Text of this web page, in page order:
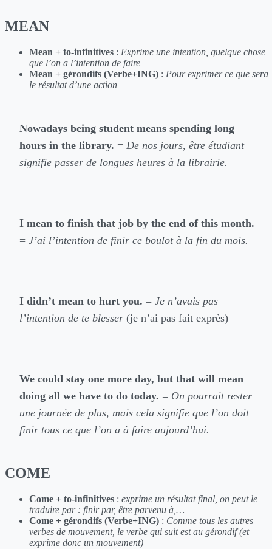
MEAN
Mean + to-infinitives : Exprime une intention, quelque chose
que l’on a l’intention de faire
Mean + gérondifs (Verbe+ING) : Pour exprimer ce que sera
le résultat d’une action
Nowadays being student means spending long
hours in the library. = De nos jours, être étudiant
signifie passer de longues heures à la librairie.
I mean to finish that job by the end of this month.
= J’ai l’intention de finir ce boulot à la fin du mois.
I didn’t mean to hurt you. = Je n’avais pas
l’intention de te blesser (je n’ai pas fait exprès)
We could stay one more day, but that will mean
doing all we have to do today. = On pourrait rester
une journée de plus, mais cela signifie que l’on doit
finir tous ce que l’on a à faire aujourd’hui.
COME
Come + to-infinitives : exprime un résultat final, on peut le
traduire par : finir par, être parvenu à,…
Come + gérondifs (Verbe+ING) : Comme tous les autres
verbes de mouvement, le verbe qui suit est au gérondif (et
exprime donc un mouvement)